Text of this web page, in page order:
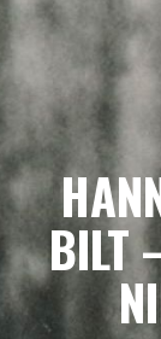
BILT